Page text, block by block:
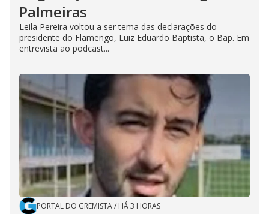
Palmeiras
Leila Pereira voltou a ser tema das declarações do
presidente do Flamengo, Luiz Eduardo Baptista, o Bap. Em
entrevista ao podcast...
PORTAL DO GREMISTA/ HÁ 3 HORAS